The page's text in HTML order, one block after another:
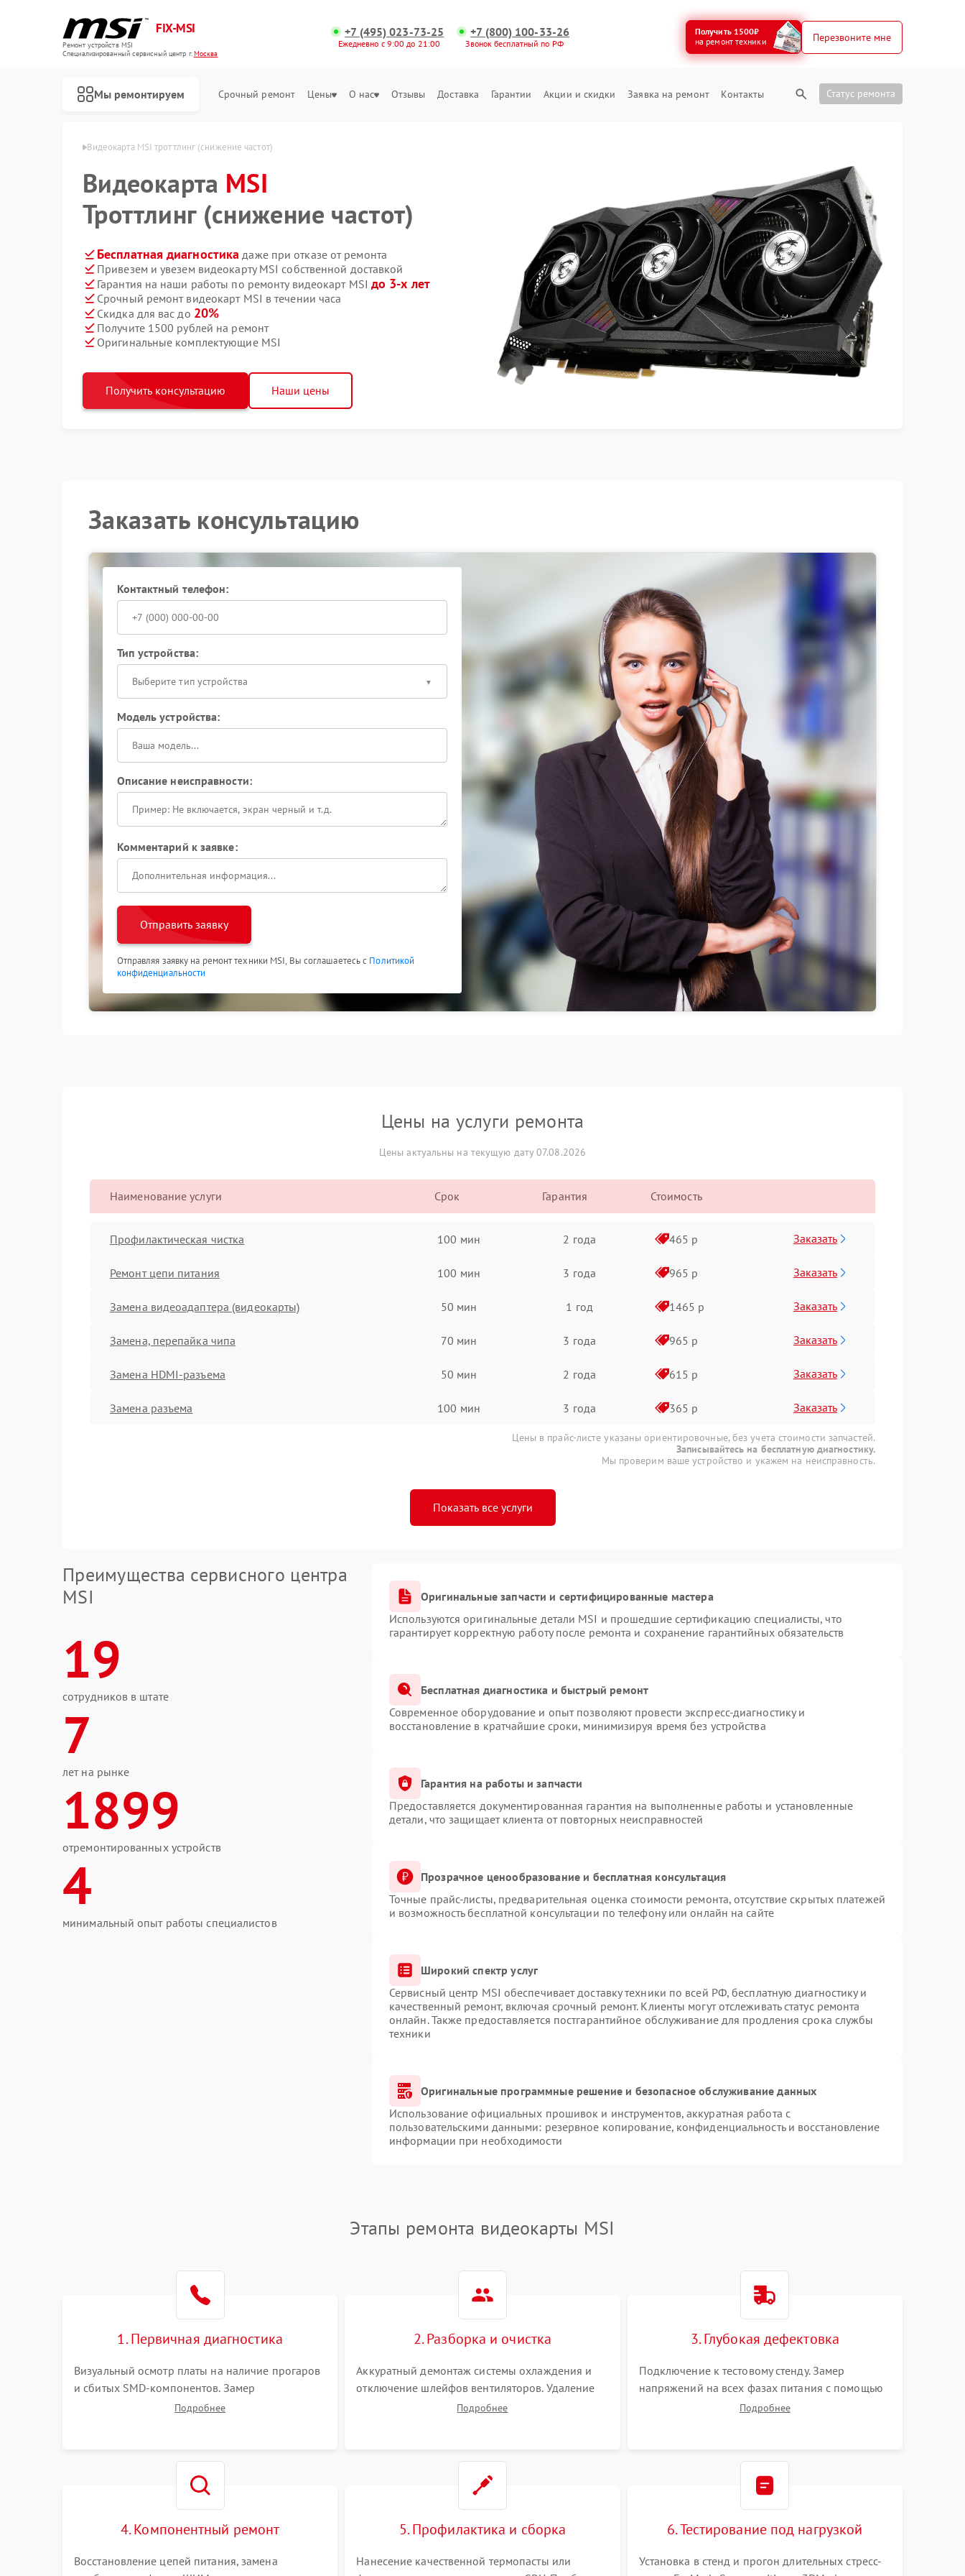
FIX-MSI
Ремонт устройств MSI
Специализированный cервисный центр г.Москва
+7 (495) 023-73-25
Ежедневно с 9:00 до 21:00
+7 (800) 100-33-26
Звонок бесплатный по РФ
Получить 1500₽
на ремонт техники
Перезвоните мне
Мы ремонтируем Срочный ремонт Цены О нас Отзывы Доставка Гарантии Акции и скидки Заявка на ремонт Контакты Статус ремонта
Видеокарта MSI троттлинг (снижение частот)
Видеокарта MSI
Троттлинг (снижение частот)
Бесплатная диагностика даже при отказе от ремонта
Привезем и увезем видеокарту MSI собственной доставкой
Гарантия на наши работы по ремонту видеокарт MSI до 3-х лет
Срочный ремонт видеокарт MSI в течении часа
Скидка для вас до 20%
Получите 1500 рублей на ремонт
Оригинальные комплектующие MSI
Получить консультацию Наши цены
Заказать консультацию
Контактный телефон:
Тип устройства:
Выберите тип устройства
Модель устройства:
Описание неисправности:
Комментарий к заявке:
Отправить заявку
Отправляя заявку на ремонт техники MSI, Вы соглашаетесь с Политикой
конфиденциальности
Цены на услуги ремонта
Цены актуальны на текущую дату 07.08.2026
Наименование услуги Срок Гарантия Стоимость
Профилактическая чистка 100 мин 2 года 465 р Заказать
Ремонт цепи питания 100 мин 3 года 965 р Заказать
Замена видеоадаптера (видеокарты) 50 мин 1 год 1465 р Заказать
Замена, перепайка чипа 70 мин 3 года 965 р Заказать
Замена HDMI-разъема 50 мин 2 года 615 р Заказать
Замена разъема 100 мин 3 года 365 р Заказать
Цены в прайс-листе указаны ориентировочные, без учета стоимости запчастей.
Записывайтесь на бесплатную диагностику.
Мы проверим ваше устройство и укажем на неисправность.
Показать все услуги
Преимущества сервисного центра
MSI
19
сотрудников в штате
7
лет на рынке
1899
отремонтированных устройств
4
минимальный опыт работы специалистов
Оригинальные запчасти и сертифицированные мастера
Используются оригинальные детали MSI и прошедшие сертификацию специалисты, что
гарантирует корректную работу после ремонта и сохранение гарантийных обязательств
Бесплатная диагностика и быстрый ремонт
Современное оборудование и опыт позволяют провести экспресс-диагностику и
восстановление в кратчайшие сроки, минимизируя время без устройства
Гарантия на работы и запчасти
Предоставляется документированная гарантия на выполненные работы и установленные
детали, что защищает клиента от повторных неисправностей
Прозрачное ценообразование и бесплатная консультация
Точные прайс-листы, предварительная оценка стоимости ремонта, отсутствие скрытых платежей
и возможность бесплатной консультации по телефону или онлайн на сайте
Широкий спектр услуг
Сервисный центр MSI обеспечивает доставку техники по всей РФ, бесплатную диагностику и
качественный ремонт, включая срочный ремонт. Клиенты могут отслеживать статус ремонта
онлайн. Также предоставляется постгарантийное обслуживание для продления срока службы
техники
Оригинальные программные решение и безопасное обслуживание данных
Использование официальных прошивок и инструментов, аккуратная работа с
пользовательскими данными: резервное копирование, конфиденциальность и восстановление
информации при необходимости
Этапы ремонта видеокарты MSI
1. Первичная диагностика
Визуальный осмотр платы на наличие прогаров
и сбитых SMD-компонентов. Замер
сопротивлений на линиях питания PCI-E и
Подробнее
2. Разборка и очистка
Аккуратный демонтаж системы охлаждения и
отключение шлейфов вентиляторов. Удаление
старой термопасты с кристалла графического
Подробнее
3. Глубокая дефектовка
Подключение к тестовому стенду. Замер
напряжений на всех фазах питания с помощью
осциллографа. Проверка инициализации.
Подробнее
4. Компонентный ремонт
Восстановление цепей питания, замена
5. Профилактика и сборка
Нанесение качественной термопасты или
6. Тестирование под нагрузкой
Установка в стенд и прогон длительных стресс-